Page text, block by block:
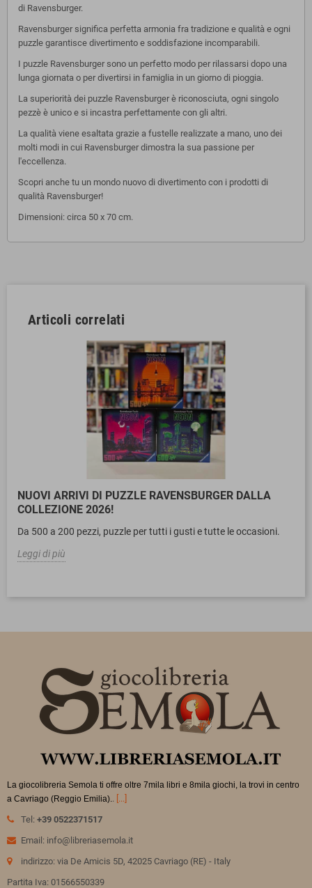
di Ravensburger.
Ravensburger significa perfetta armonia fra tradizione e qualità e ogni
puzzle garantisce divertimento e soddisfazione incomparabili.
I puzzle Ravensburger sono un perfetto modo per rilassarsi dopo una
lunga giornata o per divertirsi in famiglia in un giorno di pioggia.
La superiorità dei puzzle Ravensburger è riconosciuta, ogni singolo
pezzè è unico e si incastra perfettamente con gli altri.
La qualità viene esaltata grazie a fustelle realizzate a mano, uno dei
molti modi in cui Ravensburger dimostra la sua passione per
l'eccellenza.
Scopri anche tu un mondo nuovo di divertimento con i prodotti di
qualità Ravensburger!
Dimensioni: circa 50 x 70 cm.
Articoli correlati
NUOVI ARRIVI DI PUZZLE RAVENSBURGER DALLA
COLLEZIONE 2026!
Da 500 a 200 pezzi, puzzle per tutti i gusti e tutte le occasioni.
Leggi di più
La giocolibreria Semola ti offre oltre 7mila libri e 8mila giochi, la trovi in centro
a Cavriago (Reggio Emilia). . [...]
Tel: +39 0522371517
Email: info@libreriasemola.it
indirizzo: via De Amicis 5D, 42025 Cavriago (RE) - Italy
Partita Iva: 01566550339